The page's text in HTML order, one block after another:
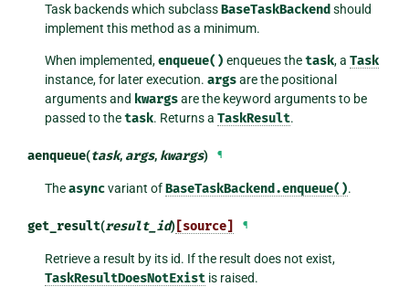
Task backends which subclassBaseTaskBackend should
implement this method as a minimum.
When implemented,enqueue() enqueues thetask, aTask
instance, for later execution.argsare the positional
arguments and kwargsare the keyword arguments to be
passed to thetask. Returns aTaskResult.
aenqueue(task, args, kwargs) ¶
Theasyncvariant ofBaseTaskBackend.enqueue().
get_result(result_id)[source] ¶
Retrieve a result by its id. If the result does not exist,
TaskResultDoesNotExist is raised.